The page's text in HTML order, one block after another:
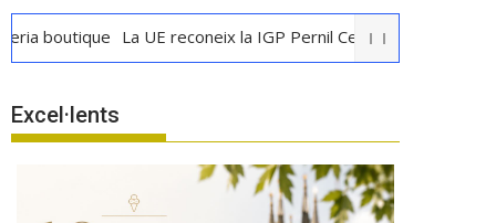
La UE reconeix la IGP Pernil Cerretà Verema al
Excel·lents